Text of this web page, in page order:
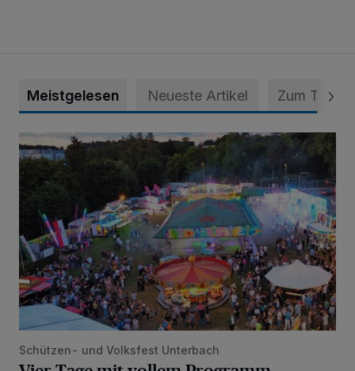
Meistgelesen Neueste Artikel Zum Thema
Vier Tage mit vollem Programm
Schützen- und Volksfest Unterbach